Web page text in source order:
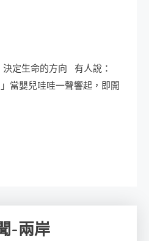
決定生命的方向 有人說：
當嬰兒哇哇一聲響起，即開
-兩岸